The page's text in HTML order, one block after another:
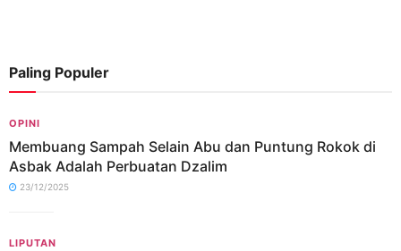
Paling Populer
OPINI
Membuang Sampah Selain Abu dan Puntung Rokok di
Asbak Adalah Perbuatan Dzalim
23/12/2025
LIPUTAN